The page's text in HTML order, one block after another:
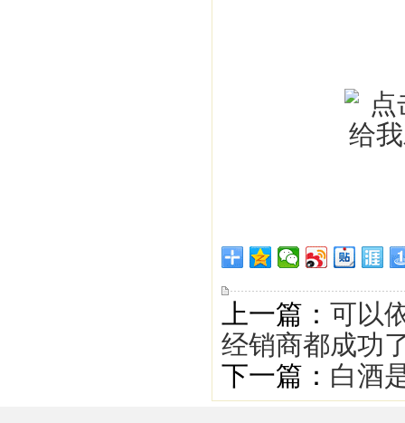
上一篇： 可以
经销商都成功
下一篇： 白酒